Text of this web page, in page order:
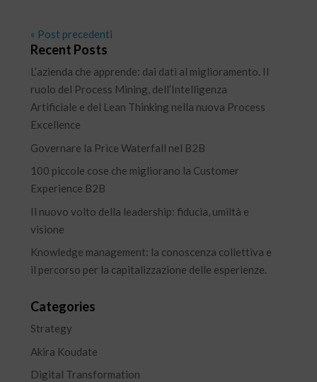
« Post precedenti
Recent Posts
L’azienda che apprende: dai dati al miglioramento. Il
ruolo del Process Mining, dell’Intelligenza
Artificiale e del Lean Thinking nella nuova Process
Excellence
Governare la Price Waterfall nel B2B
100 piccole cose che migliorano la Customer
Experience B2B
Il nuovo volto della leadership: fiducia, umiltà e
visione
Knowledge management: la conoscenza collettiva e
il percorso per la capitalizzazione delle esperienze.
Categories
Strategy
Akira Koudate
Digital Transformation